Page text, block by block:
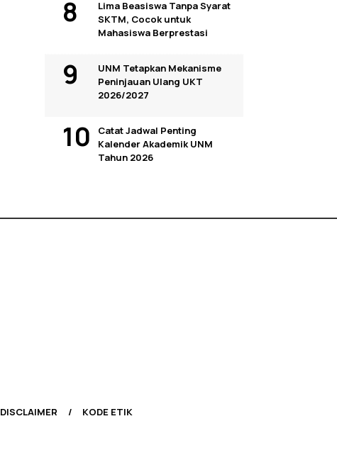
Lima Beasiswa Tanpa Syarat
SKTM, Cocok untuk
Mahasiswa Berprestasi
UNM Tetapkan Mekanisme
Peninjauan Ulang UKT
2026/2027
Catat Jadwal Penting
Kalender Akademik UNM
Tahun 2026
DISCLAIMER KODE ETIK